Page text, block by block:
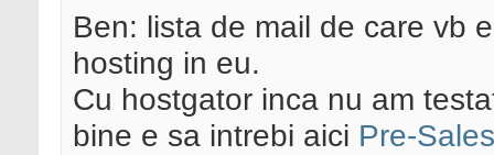
Ben: lista de mail de care vb
hosting in eu.
Cu hostgator inca nu am
bine e sa intrebi aici Pre-